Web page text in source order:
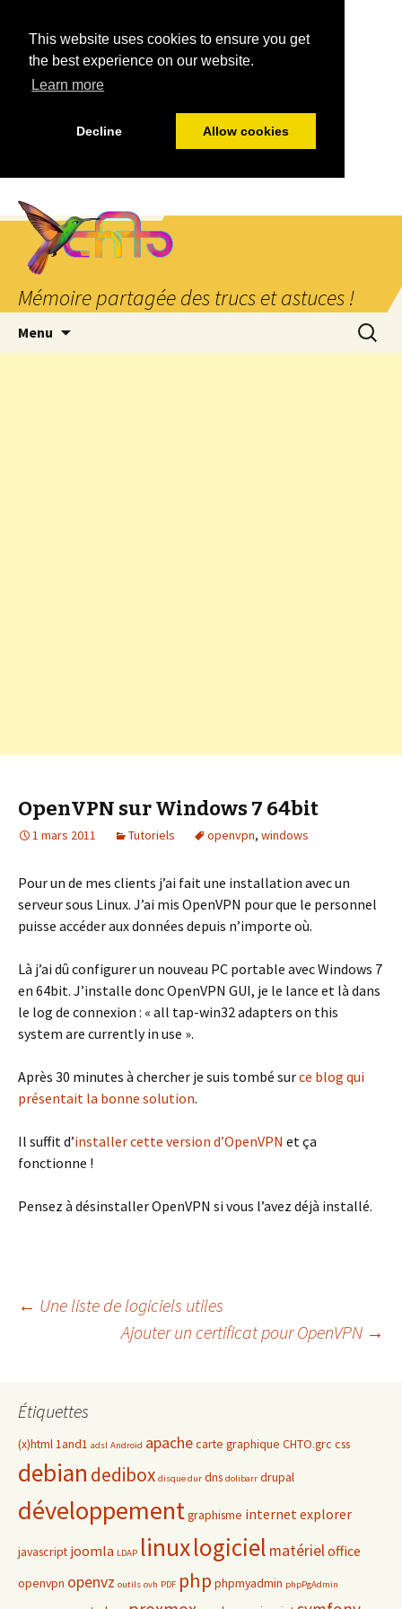
This website uses cookies to ensure you get
the best experience on our website.
Learn more
Decline Allow cookies
Mémoire partagée des trucs et astuces !
Menu
OpenVPN sur Windows 7 64bit
1 mars 2011 Tutoriels openvpn, windows
Pour un de mes clients j’ai fait une installation avec un
serveur sous Linux. J’ai mis OpenVPN pour que le personnel
puisse accéder aux données depuis n’importe où.
Là j’ai dû configurer un nouveau PC portable avec Windows 7
en 64bit. J’installe donc OpenVPN GUI, je le lance et là dans
le log de connexion : « all tap-win32 adapters on this
system are currently in use ».
Après 30 minutes à chercher je suis tombé surce blog qui
présentait la bonne solution.
Il suffit d’installer cette version d’OpenVPN et ça
fonctionne !
Pensez à désinstaller OpenVPN si vous l’avez déjà installé.
Navigation
articles
← Une liste de logiciels utiles
Ajouter un certificat pour OpenVPN →
Étiquettes
(x)html1and1 adsl Android apachecarte graphique CHTO.grc css
debian dedibox disque dur dns dolibarr drupal
développementgraphisme internet explorer
javascript joomla LDAP linuxlogiciel matérieloffice
openvpn openvz outils ovh PDF php phpmyadmin phpPgAdmin